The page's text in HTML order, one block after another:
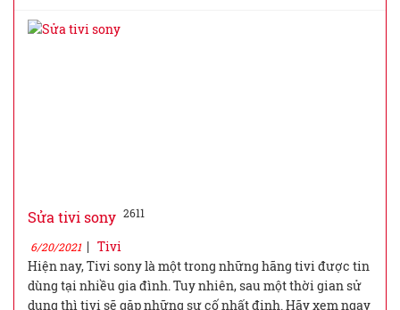
Sửa tivi sony 2611
6/20/2021| Tivi
Hiện nay, Tivi sony là một trong những hãng tivi được tin
dùng tại nhiều gia đình. Tuy nhiên, sau một thời gian sử
dụng thì tivi sẽ gặp những sự cố nhất định. Hãy xem ngay